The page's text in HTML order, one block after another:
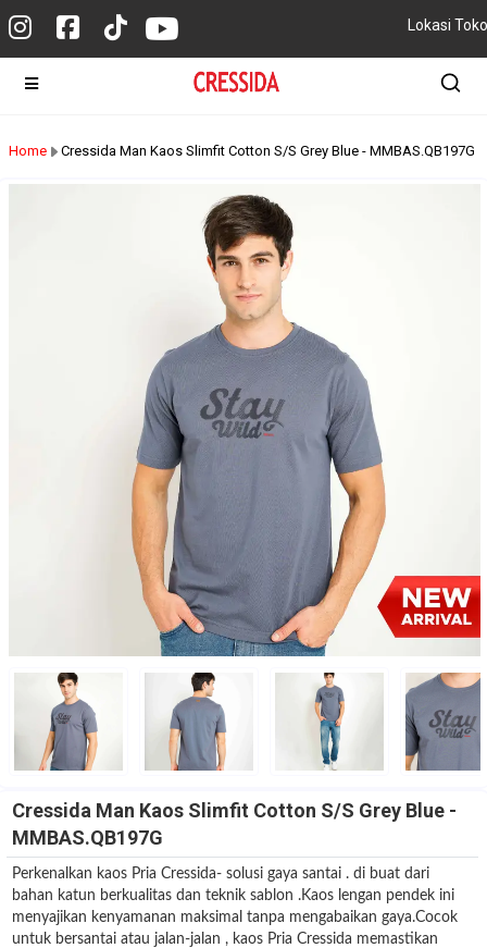
Lokasi Toko
Home Cressida Man Kaos Slimfit Cotton S/S Grey Blue - MMBAS.QB197G
Cressida Man Kaos Slimfit Cotton S/S Grey Blue -
MMBAS.QB197G
Perkenalkan kaos Pria Cressida- solusi gaya santai . di buat dari
bahan katun berkualitas dan teknik sablon .Kaos lengan pendek ini
menyajikan kenyamanan maksimal tanpa mengabaikan gaya.Cocok
untuk bersantai atau jalan-jalan , kaos Pria Cressida memastikan